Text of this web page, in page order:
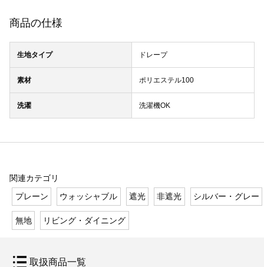
商品の仕様
生地タイプ ドレープ
素材 ポリエステル100
洗濯 洗濯機OK
関連カテゴリ
プレーン
ウォッシャブル 遮光 非遮光 シルバー・グレー
無地 リビング・ダイニング
取扱商品一覧